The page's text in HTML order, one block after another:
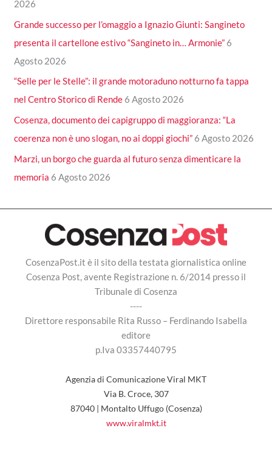
2026
Grande successo per l’omaggio a Ignazio Giunti: Sangineto
presenta il cartellone estivo “Sangineto in… Armonie” 6
Agosto 2026
“Selle per le Stelle”: il grande motoraduno notturno fa tappa
nel Centro Storico di Rende 6 Agosto 2026
Cosenza, documento dei capigruppo di maggioranza: “La
coerenza non è uno slogan, no ai doppi giochi” 6 Agosto 2026
Marzi, un borgo che guarda al futuro senza dimenticare la
memoria 6 Agosto 2026
CosenzaPost.it è il sito della testata giornalistica online
Cosenza Post, avente Registrazione n. 6/2014 presso il
Tribunale di Cosenza
----
Direttore responsabile Rita Russo – Ferdinando Isabella
editore
p.Iva 03357440795
Agenzia di Comunicazione Viral MKT
Via B. Croce, 307
87040 | Montalto Uffugo (Cosenza)
www.viralmkt.it